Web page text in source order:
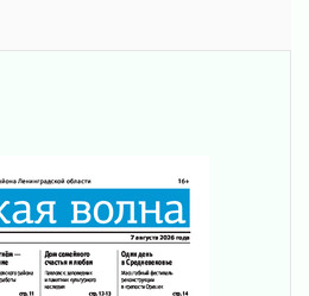
и объединять!